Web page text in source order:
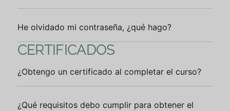
He olvidado mi contraseña, ¿qué hago?
CERTIFICADOS
¿Obtengo un certificado al completar el curso?
¿Qué requisitos debo cumplir para obtener el